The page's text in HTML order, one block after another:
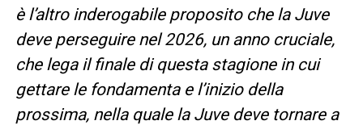
è l’altro inderogabile proposito che la Juve
deve perseguire nel 2026, un anno cruciale,
che lega il finale di questa stagione in cui
gettare le fondamenta e l’inizio della
prossima, nella quale la Juve deve tornare a